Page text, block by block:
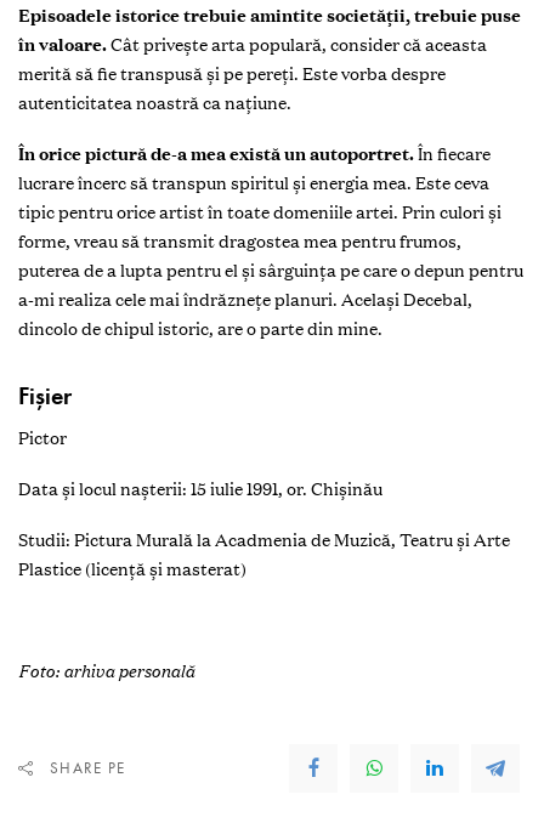
Episoadele istorice trebuie amintite societăţii, trebuie puse
în valoare.Cât priveşte arta populară, consider că aceasta
merită să fie transpusă şi pe pereţi. Este vorba despre
autenticitatea noastră ca naţiune.
În orice pictură de-a mea există un autoportret.În fiecare
lucrare încerc să transpun spiritul şi energia mea. Este ceva
tipic pentru orice artist în toate domeniile artei. Prin culori şi
forme, vreau să transmit dragostea mea pentru frumos,
puterea de a lupta pentru el şi sârguinţa pe care o depun pentru
a-mi realiza cele mai îndrăzneţe planuri. Acelaşi Decebal,
dincolo de chipul istoric, are o parte din mine.
Fişier
Pictor
Data și locul naşterii: 15 iulie 1991, or. Chișinău
Studii: Pictura Murală la Acadmenia de Muzică, Teatru și Arte
Plastice (licență și masterat)
Foto: arhiva personală
SHARE PE